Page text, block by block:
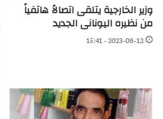
وزير الخارجية يتلقى اتصالاً هاتفياً
من نظيره اليونانى الجديد
2023-06-12 - 15:41